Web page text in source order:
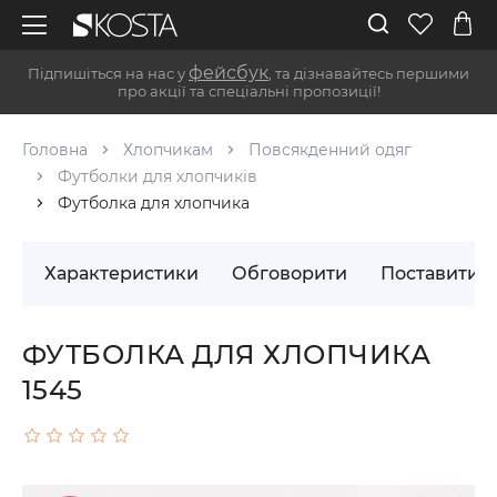
Підпишіться на нас у фейсбук , та дізнавайтесь першими
про акції та спеціальні пропозиції!
Головна Хлопчикам
Повсякденний одяг
Футболки для хлопчиків
Футболка для хлопчика
Характеристики Обговорити Поставити
ФУТБОЛКА ДЛЯ ХЛОПЧИКА
1545